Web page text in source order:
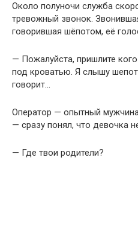
Около полуночи служба
тревожный звонок.
говорившая шёпотом, её
— Пожалуйста, пришлите
под кроватью. Я слышу
говорит…
Оператор — опытный
— сразу понял, что девочка
— Где твои родители?